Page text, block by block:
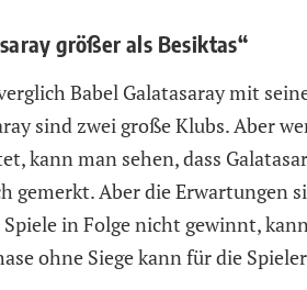
größer als Besiktas“
Babel Galatasaray mit
sind zwei große Klubs. Aber
kann man sehen, dass
gemerkt. Aber die Erwartungen
in Folge nicht gewinnt,
ohne Siege kann für die